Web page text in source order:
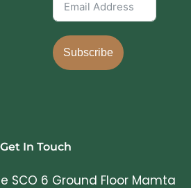
Subscribe
Get In Touch
SCO 6 Ground Floor Mamta